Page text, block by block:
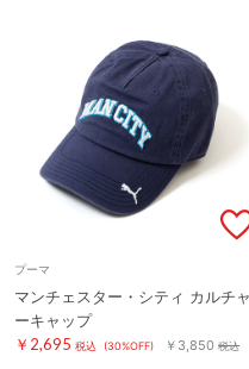
プーマ
マンチェスター・シティ カルチャ
ーキャップ
￥2,695 税込 (30%OFF) ￥3,850 税込